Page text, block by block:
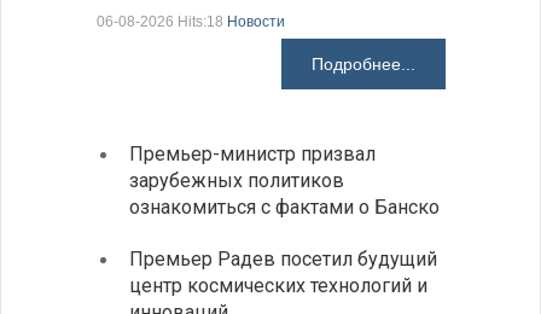
06-08-2026 Hits:18 Новости
Подробнее...
Премьер-министр призвал
зарубежных политиков
ознакомиться с фактами о Банско
Премьер Радев посетил будущий
центр космических технологий и